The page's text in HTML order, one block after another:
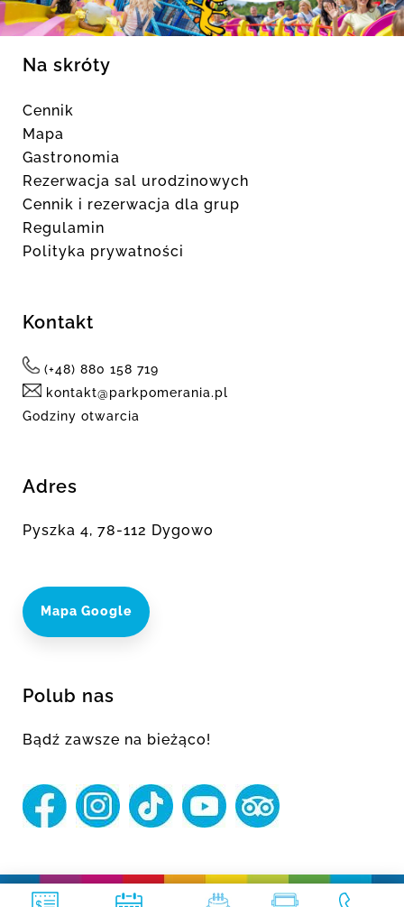
Na skróty
Cennik
Mapa
Gastronomia
Rezerwacja sal urodzinowych
Cennik i rezerwacja dla grup
Regulamin
Polityka prywatności
Kontakt
(+48) 880 158 719
kontakt@parkpomerania.pl
Godziny otwarcia
Adres
Pyszka 4, 78-112 Dygowo
Mapa Google
Polub nas
Bądź zawsze na bieżąco!